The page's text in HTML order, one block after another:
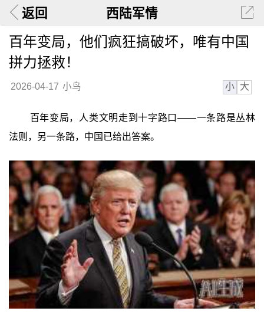
返回 西陆军情
百年变局，他们疯狂搞破坏，唯有中国
拼力拯救！
2026-04-17 小鸟 小 大
百年变局，人类文明走到十字路口——一条路是丛林
法则，另一条路，中国已给出答案。